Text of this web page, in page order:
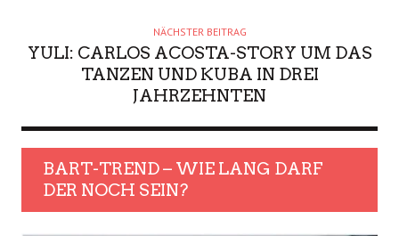
NÄCHSTER BEITRAG
YULI: CARLOS ACOSTA-STORY UM DAS
TANZEN UND KUBA IN DREI
JAHRZEHNTEN
BART-TREND – WIE LANG DARF
DER NOCH SEIN?